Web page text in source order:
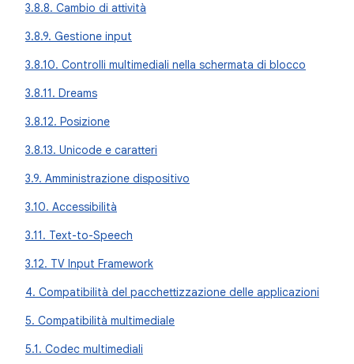
3.8.8. Cambio di attività
3.8.9. Gestione input
3.8.10. Controlli multimediali nella schermata di blocco
3.8.11. Dreams
3.8.12. Posizione
3.8.13. Unicode e caratteri
3.9. Amministrazione dispositivo
3.10. Accessibilità
3.11. Text-to-Speech
3.12. TV Input Framework
4. Compatibilità del pacchettizzazione delle applicazioni
5. Compatibilità multimediale
5.1. Codec multimediali